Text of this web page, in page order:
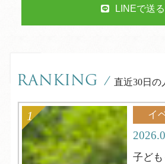
LINEで送る
RANKING / 直近30日の
イ
子ど